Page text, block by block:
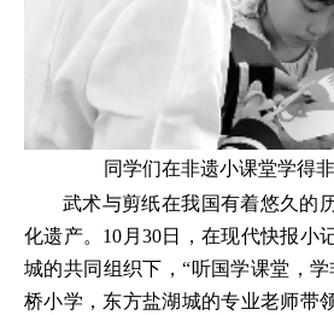
同学们在非遗小课堂学得
武术与剪纸在我国有着悠久的
化遗产。10月30日，在现代快报小
城的共同组织下，“听国学课堂，
桥小学，东方盐湖城的专业老师带